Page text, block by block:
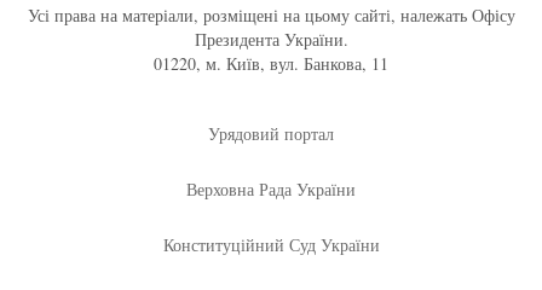
Усі права на матеріали, розміщені на цьому сайті, належать Офісу
Президента України.
01220, м. Київ, вул. Банкова, 11
Урядовий портал
Верховна Рада України
Конституційний Суд України